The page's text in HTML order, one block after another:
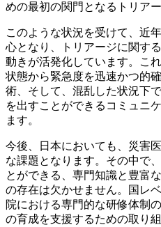
めの最初の関門となるトリア
このような状況を受けて、近年
心となり、トリアージに関す
動き が活発化しています。こ
状態から緊急度を迅速かつ的
術、そして、混乱した状況下
を出すことができるコミュニ
ます。
今後、日本においても、災害
な課題となります。その中で
とができる、 専門知識と豊富
の存在は欠かせません。国レ
院における専門的な研修体制
の育成を支援するための取り